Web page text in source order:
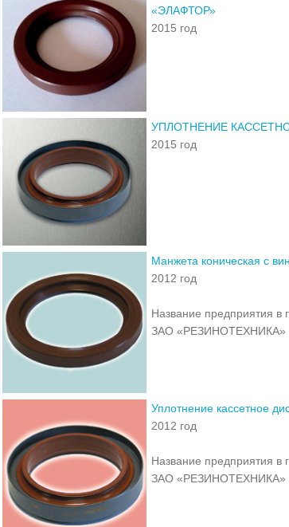
«ЭЛАФТОР»
2015 год
УПЛОТНЕНИЕ
2015 год
Манжета коническая с
2012 год
Название предприятия в
ЗАО «РЕЗИНОТЕХНИКА»
Уплотнение кассетное
2012 год
Название предприятия в
ЗАО «РЕЗИНОТЕХНИКА»